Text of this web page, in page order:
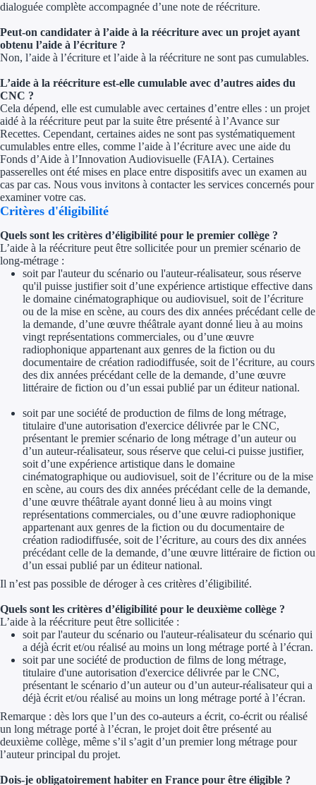
Ressources
FAQ
Nos guides
Nos partenaires
Contactez-nous
dialoguée complète accompagnée d’une note de réécriture.
Peut-on candidater à l’aide à la réécriture avec un projet ayant
obtenu l’aide à l’écriture ?
Non, l’aide à l’écriture et l’aide à la réécriture ne sont pas cumulables.
L’aide à la réécriture est-elle cumulable avec d’autres aides du
CNC ?
Cela dépend, elle est cumulable avec certaines d’entre elles : un projet
aidé à la réécriture peut par la suite être présenté à l’Avance sur
Recettes. Cependant, certaines aides ne sont pas systématiquement
cumulables entre elles, comme l’aide à l’écriture avec une aide du
Fonds d’Aide à l’Innovation Audiovisuelle (FAIA). Certaines
passerelles ont été mises en place entre dispositifs avec un examen au
cas par cas. Nous vous invitons à contacter les services concernés pour
examiner votre cas.
Critères d'éligibilité
Quels sont les critères d’éligibilité pour le premier collège ?
L’aide à la réécriture peut être sollicitée pour un premier scénario de
long-métrage :
soit par l'auteur du scénario ou l'auteur-réalisateur, sous réserve
qu'il puisse justifier soit d’une expérience artistique effective dans
le domaine cinématographique ou audiovisuel, soit de l’écriture
ou de la mise en scène, au cours des dix années précédant celle de
la demande, d’une œuvre théâtrale ayant donné lieu à au moins
vingt représentations commerciales, ou d’une œuvre
radiophonique appartenant aux genres de la fiction ou du
documentaire de création radiodiffusée, soit de l’écriture, au cours
des dix années précédant celle de la demande, d’une œuvre
littéraire de fiction ou d’un essai publié par un éditeur national.
soit par une société de production de films de long métrage,
titulaire d'une autorisation d'exercice délivrée par le CNC,
présentant le premier scénario de long métrage d’un auteur ou
d’un auteur-réalisateur, sous réserve que celui-ci puisse justifier,
soit d’une expérience artistique dans le domaine
cinématographique ou audiovisuel, soit de l’écriture ou de la mise
en scène, au cours des dix années précédant celle de la demande,
d’une œuvre théâtrale ayant donné lieu à au moins vingt
représentations commerciales, ou d’une œuvre radiophonique
appartenant aux genres de la fiction ou du documentaire de
création radiodiffusée, soit de l’écriture, au cours des dix années
précédant celle de la demande, d’une œuvre littéraire de fiction ou
d’un essai publié par un éditeur national.
Il n’est pas possible de déroger à ces critères d’éligibilité.
Quels sont les critères d’éligibilité pour le deuxième collège ?
L’aide à la réécriture peut être sollicitée :
soit par l'auteur du scénario ou l'auteur-réalisateur du scénario qui
a déjà écrit et/ou réalisé au moins un long métrage porté à l’écran.
soit par une société de production de films de long métrage,
titulaire d'une autorisation d'exercice délivrée par le CNC,
présentant le scénario d’un auteur ou d’un auteur-réalisateur qui a
déjà écrit et/ou réalisé au moins un long métrage porté à l’écran.
Remarque : dès lors que l’un des co-auteurs a écrit, co-écrit ou réalisé
un long métrage porté à l’écran, le projet doit être présenté au
deuxième collège, même s’il s’agit d’un premier long métrage pour
l’auteur principal du projet.
Dois-je obligatoirement habiter en France pour être éligible ?